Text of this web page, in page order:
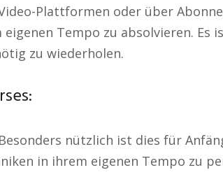
Plattformen oder über
Tempo zu absolvieren.
zu wiederholen.
nützlich ist dies für
in ihrem eigenen Tempo zu